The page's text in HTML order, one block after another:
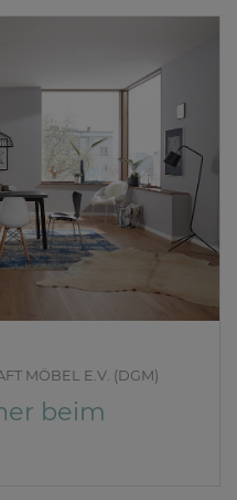
MÖBEL E.V. (DGM)
beim